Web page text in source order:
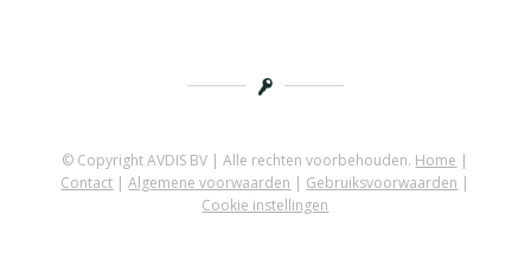
© Copyright AVDIS BV | Alle rechten voorbehouden. Home |
Contact |Algemene voorwaarden | Gebruiksvoorwaarden |
Cookie instellingen